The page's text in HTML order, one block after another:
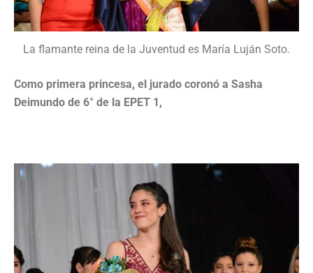
La flamante reina de la Juventud es María Luján Soto.
Como primera princesa, el jurado coronó a Sasha
Deimundo de 6° de la EPET 1,